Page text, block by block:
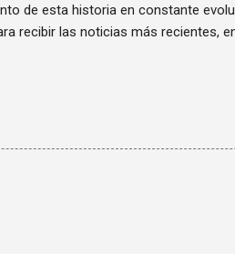
de esta historia en constante
recibir las noticias más recientes,